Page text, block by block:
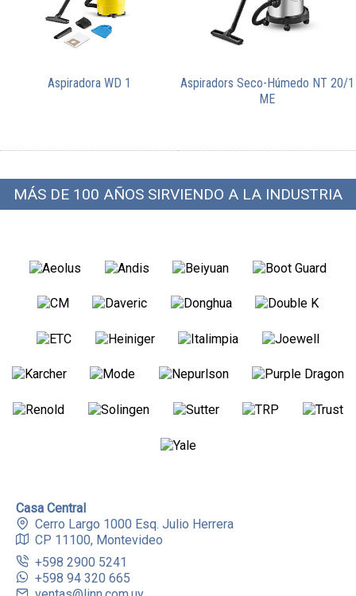
Aspiradora WD 1
Aspiradors Seco-Húmedo NT 20/1
ME
MÁS DE 100 AÑOS SIRVIENDO A LA INDUSTRIA
Casa Central
Cerro Largo 1000 Esq. Julio Herrera
CP 11100, Montevideo
+598 2900 5241
+598 94 320 665